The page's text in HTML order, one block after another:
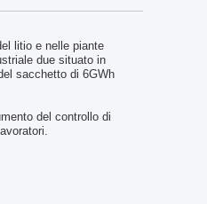
litio e nelle piante
due situato in
sacchetto di 6GWh
del controllo di